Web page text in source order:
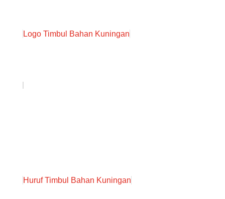
Logo Timbul Bahan Kuningan
Huruf Timbul Bahan Kuningan